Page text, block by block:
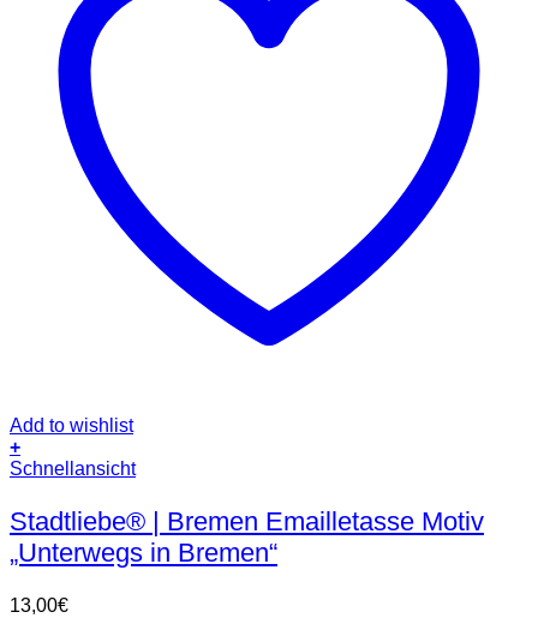
Add to wishlist
+
Dieses
weist
mehrere
Varianten
Die
Optionen
Schnellansicht
Stadtliebe® | Bremen Emailletasse Motiv
„Unterwegs in Bremen“
13,00€